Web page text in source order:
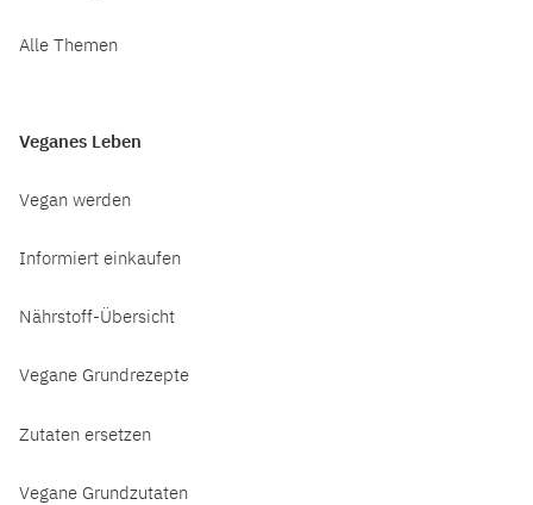
Alle Themen
Veganes Leben
Vegan werden
Informiert einkaufen
Nährstoff-Übersicht
Vegane Grundrezepte
Zutaten ersetzen
Vegane Grundzutaten